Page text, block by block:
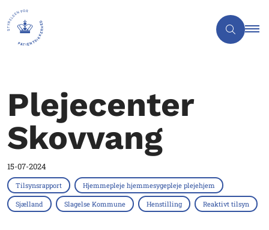
Plejecenter
Skovvang
15-07-2024
Tilsynsrapport Hjemmepleje hjemmesygepleje plejehjem
Sjælland Slagelse Kommune Henstilling Reaktivt tilsyn